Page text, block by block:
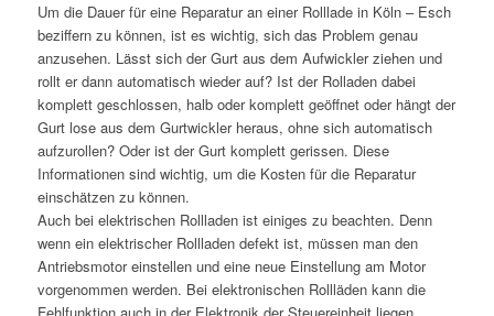
Um die Dauer für eine Reparatur an einer Rolllade in Köln – Esch
beziffern zu können, ist es wichtig, sich das Problem genau
anzusehen. Lässt sich der Gurt aus dem Aufwickler ziehen und
rollt er dann automatisch wieder auf? Ist der Rolladen dabei
komplett geschlossen, halb oder komplett geöffnet oder hängt der
Gurt lose aus dem Gurtwickler heraus, ohne sich automatisch
aufzurollen? Oder ist der Gurt komplett gerissen. Diese
Informationen sind wichtig, um die Kosten für die Reparatur
einschätzen zu können.
Auch bei elektrischen Rollladen ist einiges zu beachten. Denn
wenn ein elektrischer Rollladen defekt ist, müssen man den
Antriebsmotor einstellen und eine neue Einstellung am Motor
vorgenommen werden. Bei elektronischen Rollläden kann die